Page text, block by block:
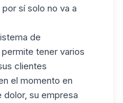
sí solo no va a
de
tener varios
clientes
el momento en
dolor, su empresa